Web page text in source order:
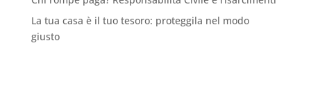
La tua casa è il tuo tesoro: proteggila nel modo
giusto